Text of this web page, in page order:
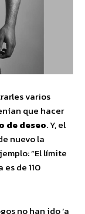
varios
que hacer
de deseo. Y, el
nuevo la
“El límite
de 110
no han ido ‘a